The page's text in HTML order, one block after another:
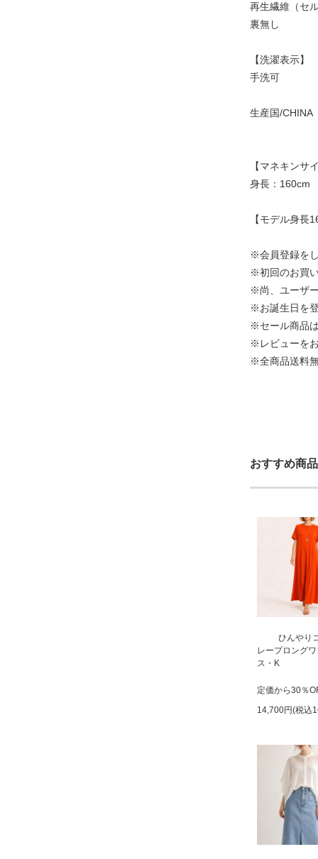
再生繊維（セ
裏無し
【洗濯表示】
手洗可
生産国/CHINA
【マネキンサ
身長：160cm
【モデル身長
※会員登録を
※初回のお買
※尚、ユーザ
※お誕生日を
※セール商品
※レビューを
※全商品送料
おすすめ商品
ひんやり
レープロング
ス・K
定価から30％
14,700円(税込